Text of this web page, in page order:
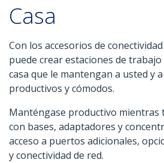
Casa
Con los accesorios de
puede crear estaciones de
casa que le mantengan a usted y
productivos y cómodos.
Manténgase productivo mientras
con bases, adaptadores y
acceso a puertos adicionales,
y conectividad de red.